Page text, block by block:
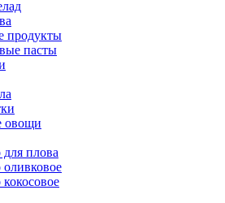
продукты
пасты
овощи
плова